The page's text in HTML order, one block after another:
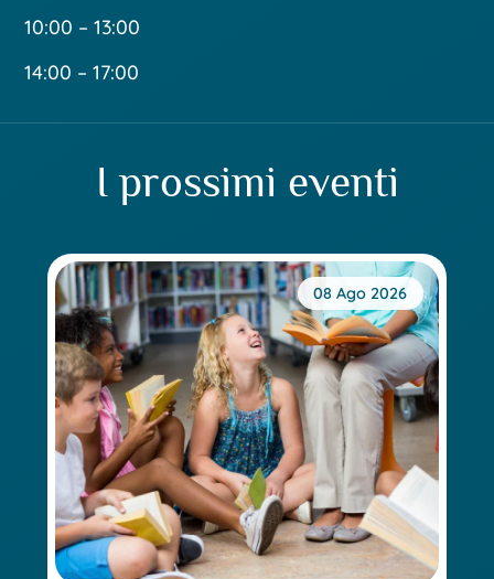
10:00 – 13:00
14:00 – 17:00
I prossimi eventi
08 Ago 2026